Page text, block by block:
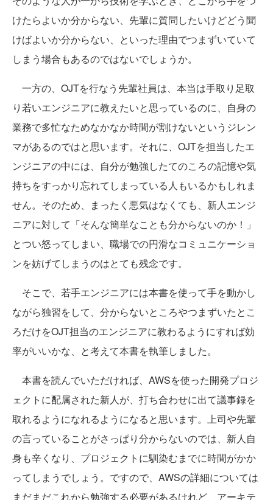
けたらよいか分からない、先輩に質問したいけどどう聞
けばよいか分からない、といった理由でつまずいていて
しまう場合もあるのではないでしょうか。
一方の、OJTを行なう先輩社員は、本当は手取り足取
り若いエンジニアに教えたいと思っているのに、自身の
業務で多忙なためなかなか時間が割けないというジレン
マがあるのではと思います。それに、OJTを担当したエ
ンジニアの中には、自分が勉強したてのころの記憶や気
持ちをすっかり忘れてしまっている人もいるかもしれま
せん。そのため、まったく悪気はなくても、新人エンジ
ニアに対して「そんな簡単なことも分からないのか！」
とつい怒ってしまい、職場での円滑なコミュニケーショ
ンを妨げてしまうのはとても残念です。
そこで、若手エンジニアには本書を使って手を動かし
ながら独習をして、分からないところやつまずいたとこ
ろだけをOJT担当のエンジニアに教わるようにすれば効
率がいいかな、と考えて本書を執筆しました。
本書を読んでいただければ、AWSを使った開発プロジ
ェクトに配属された新人が、打ち合わせに出て議事録を
取れるようになれるようになると思います。上司や先輩
の言っていることがさっぱり分からないのでは、新人自
身も辛くなり、プロジェクトに馴染むまでに時間がかか
ってしまうでしょう。ですので、AWSの詳細については
まだまだこれから勉強する必要があるけれど、アーキテ